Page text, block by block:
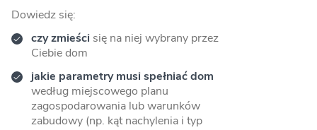
Dowiedz się:
czy zmieści się na niej wybrany przez
Ciebie dom
jakie parametry musi spełniać dom
według miejscowego planu
zagospodarowania lub warunków
zabudowy (np. kąt nachylenia i typ